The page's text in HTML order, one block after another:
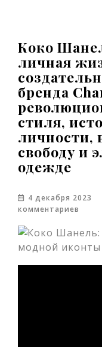
Коко
личная
бренда
стиля,
личности,
свободу и
одежде
4 декабря 2023
комментариев